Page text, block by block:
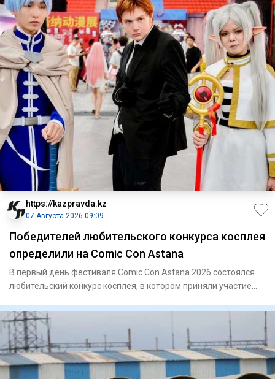
https://kazpravda.kz
07 Августа 2026 09:09
Победителей любительского конкурса косплея
определили на Comic Con Astana
В первый день фестиваля Comic Con Astana 2026 состоялся
любительский конкурс косплея, в котором приняли участие